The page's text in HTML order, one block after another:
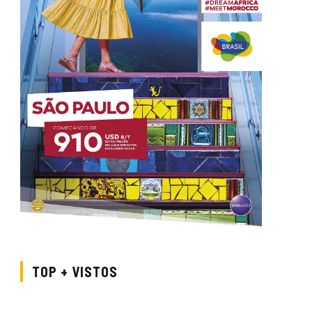
TOP + VISTOS